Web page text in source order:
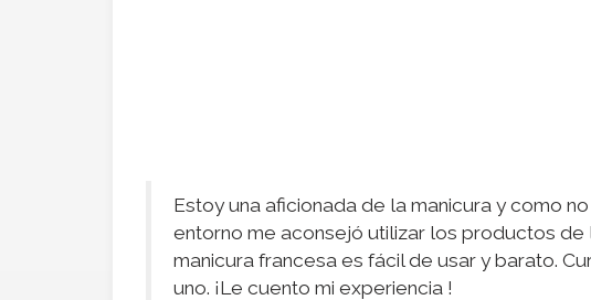
Estoy una aficionada de la manicura y como
entorno me aconsejó utilizar los productos
manicura francesa es fácil de usar y barato.
uno. ¡Le cuento mi experiencia !